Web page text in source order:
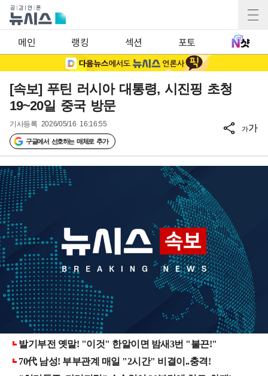
메인 랭킹 섹션 포토
[속보] 푸틴 러시아 대통령, 시진핑 초청
19~20일 중국 방문
기사등록 2026/05/16 16:16:55
구글에서 선호하는 매체로 추가
가가